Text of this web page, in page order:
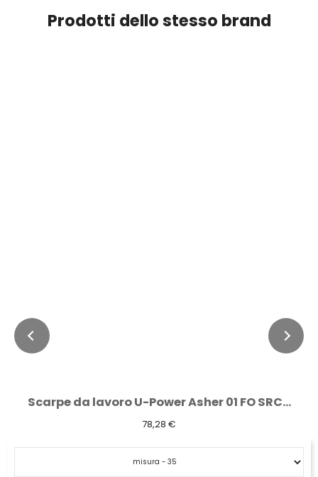
Prodotti dello stesso brand
Scarpe da lavoro U-Power Asher 01 FO SRC...
78,28 €